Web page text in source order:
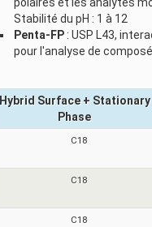
Stabilité du pH : 1 à 12
Penta-FP : USP L43,
pour l'analyse de
Hybrid Surface + Stationary
Phase
C18
C18
C18